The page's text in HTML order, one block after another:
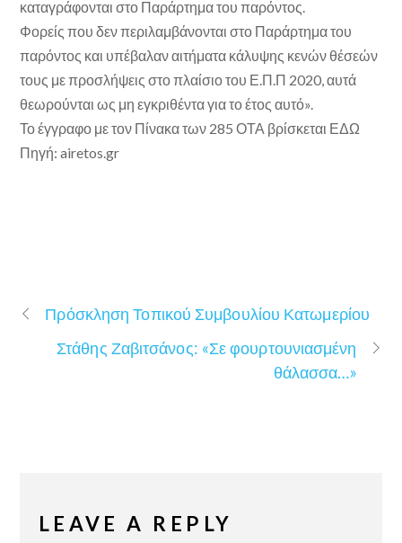
καταγράφονται στο Παράρτημα του παρόντος.
Φορείς που δεν περιλαμβάνονται στο Παράρτημα του
παρόντος και υπέβαλαν αιτήματα κάλυψης κενών θέσεών
τους με προσλήψεις στο πλαίσιο του Ε.Π.Π 2020, αυτά
θεωρούνται ως μη εγκριθέντα για το έτος αυτό».
Το έγγραφο με τον Πίνακα των 285 ΟΤΑ βρίσκεται ΕΔΩ
Πηγή: airetos.gr
Πρόσκληση Τοπικού Συμβουλίου Κατωμερίου
Στάθης Ζαβιτσάνος: «Σε φουρτουνιασμένη
θάλασσα…»
LEAVE A REPLY